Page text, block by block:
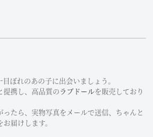
ぼれのあの子に出会いましょう。
提携し、高品質のラブドールを販売しており
たら、実物写真をメールで送信、ちゃんと
届けします。